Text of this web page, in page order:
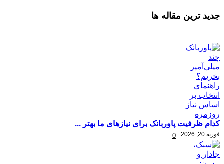
جدید ترین مقاله ها
کدام ظرفیت پاوربانک برای نیازهای ما بهتر ...
فوریه 20, 2026 0